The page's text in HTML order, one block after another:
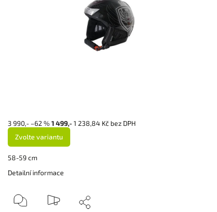
3 990,- –62 % 1 499,- 1 238,84 Kč bez DPH
Zvolte variantu
58-59 cm
Detailní informace